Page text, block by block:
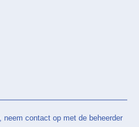
contact op met de beheerder